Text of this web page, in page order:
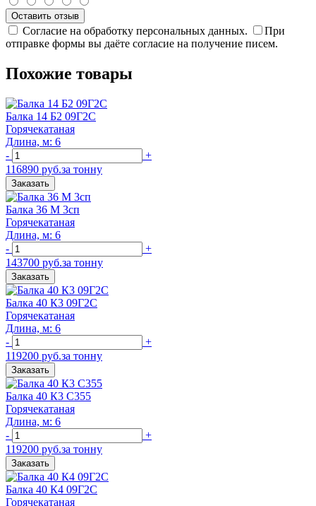
Согласие на обработку персональных данных.
При
отправке формы вы даёте согласие на получение писем.
Похожие товары
Балка 14 Б2 09Г2С
Горячекатаная
Длина, м: 6
-
+
116890 руб.за тонну
Заказать
Балка 36 М 3сп
Горячекатаная
Длина, м: 6
-
+
143700 руб.за тонну
Заказать
Балка 40 К3 09Г2С
Горячекатаная
Длина, м: 6
-
+
119200 руб.за тонну
Заказать
Балка 40 К3 С355
Горячекатаная
Длина, м: 6
-
+
119200 руб.за тонну
Заказать
Балка 40 К4 09Г2С
Горячекатаная